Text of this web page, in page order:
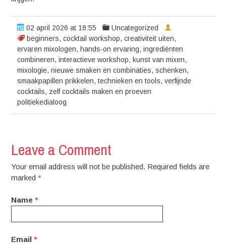
02 april 2026 at 18:55
Uncategorized
beginners,cocktail workshop,creativiteit uiten,
ervaren mixologen, hands-on ervaring,ingrediënten
combineren,interactieve workshop, kunst van mixen,
mixologie,nieuwe smaken en combinaties,schenken,
smaakpapillen prikkelen,technieken en tools,verfijnde
cocktails, zelf cocktails maken en proeven
politiekedialoog
Leave a Comment
Your email address will not be published. Required fields are
marked*
Name *
Email *